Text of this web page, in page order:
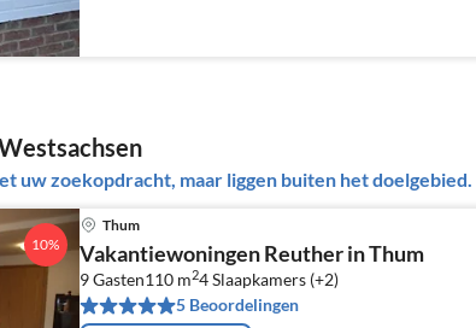
uw zoekopdracht, maar liggen buiten het doelgebied.
10%
Thum
Vakantiewoningen Reuther in Thum
9 Gasten110 m24Slaapkamers (+2)
5 Beoordelingen